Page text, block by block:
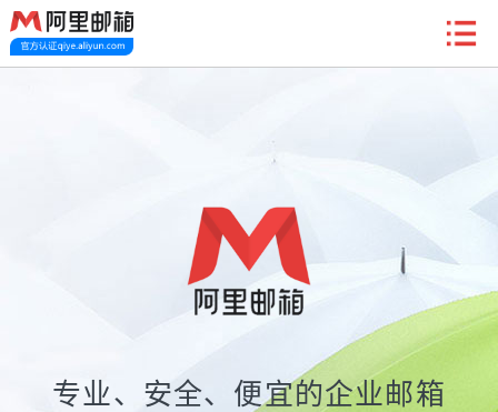
关于我们
专业、安全、便宜的企业邮箱